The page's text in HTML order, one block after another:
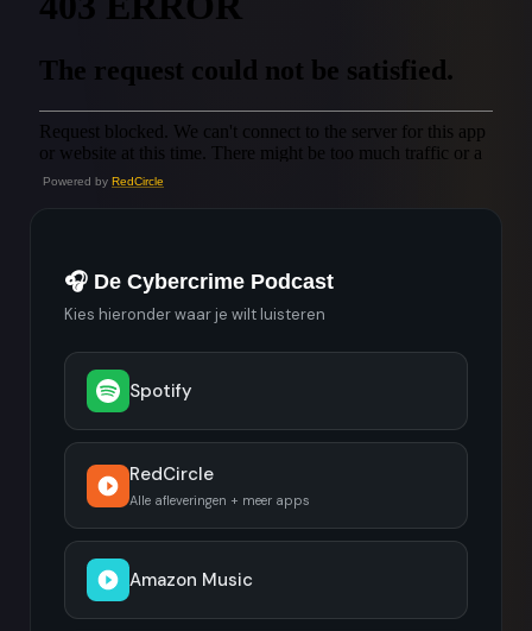
Powered by RedCircle
🎧 De Cybercrime Podcast
Kies hieronder waar je wilt luisteren
Spotify
RedCircle
Alle afleveringen + meer apps
Amazon Music